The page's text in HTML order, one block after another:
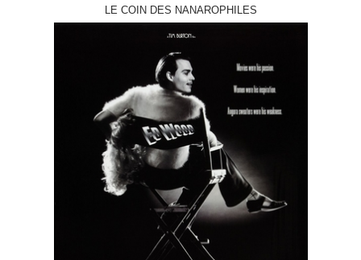
LE COIN DES NANAROPHILES